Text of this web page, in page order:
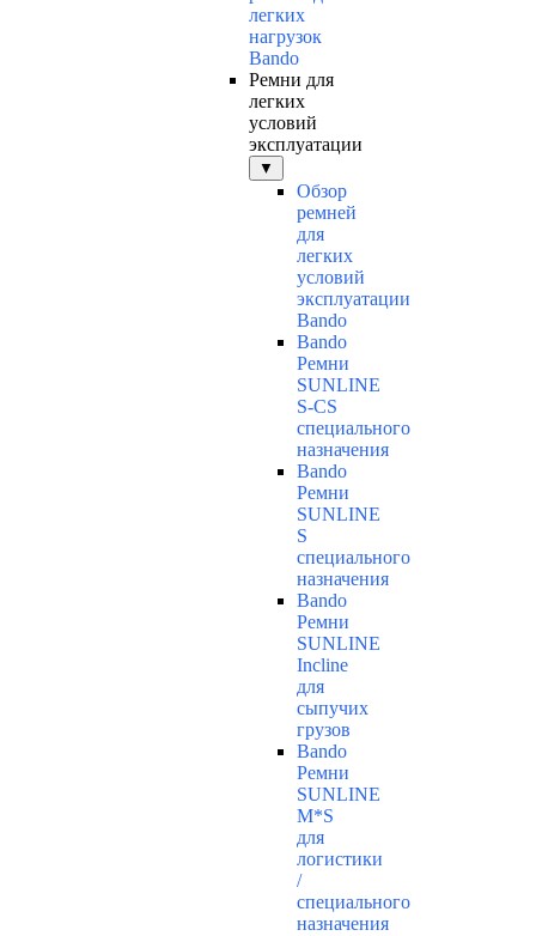
легких
нагрузок
Bando
Ремни для
легких
условий
эксплуатации
▼
Обзор
ремней
для
легких
условий
эксплуатации
Bando
Bando
Ремни
SUNLINE
S-CS
специального
назначения
Bando
Ремни
SUNLINE
S
специального
назначения
Bando
Ремни
SUNLINE
Incline
для
сыпучих
грузов
Bando
Ремни
SUNLINE
M*S
для
логистики
/
специального
назначения